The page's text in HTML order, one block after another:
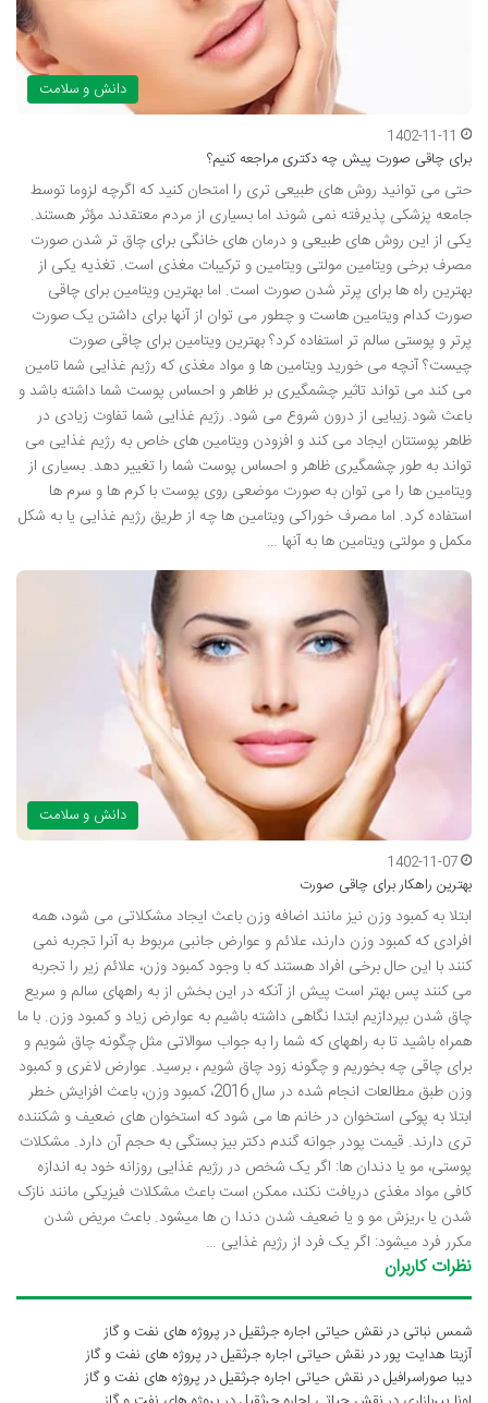
دانش و سلامت
1402-11-11
برای چاقی صورت پیش چه دکتری مراجعه کنیم؟
حتی می توانید روش های طبیعی تری را امتحان کنید که اگرچه لزوما توسط
جامعه پزشکی پذیرفته نمی شوند اما بسیاری از مردم معتقدند مؤثر هستند.
یکی از این روش های طبیعی و درمان های خانگی برای چاق تر شدن صورت
مصرف برخی ویتامین مولتی ویتامین و ترکیبات مغذی است. تغذیه یکی از
بهترین راه ها برای پرتر شدن صورت است. اما بهترین ویتامین برای چاقی
صورت کدام ویتامین هاست و چطور می توان از آنها برای داشتن یک صورت
پرتر و پوستی سالم تر استفاده کرد؟ بهترین ویتامین برای چاقی صورت
چیست؟ آنچه می خورید ویتامین ها و مواد مغذی که رژیم غذایی شما تامین
می کند می تواند تاثیر چشمگیری بر ظاهر و احساس پوست شما داشته باشد و
باعث شود.زیبایی از درون شروع می شود. رژیم غذایی شما تفاوت زیادی در
ظاهر پوستتان ایجاد می کند و افزودن ویتامین های خاص به رژیم غذایی می
تواند به طور چشمگیری ظاهر و احساس پوست شما را تغییر دهد. بسیاری از
ویتامین ها را می توان به صورت موضعی روی پوست با کرم ها و سرم ها
استفاده کرد. اما مصرف خوراکی ویتامین ها چه از طریق رژیم غذایی یا به شکل
مکمل و مولتی ویتامین ها به آنها …
دانش و سلامت
1402-11-07
بهترین راهکار برای چاقی صورت
ابتلا به کمبود وزن نیز مانند اضافه وزن باعث ایجاد مشکلاتی می شود، همه
افرادی که کمبود وزن دارند، علائم و عوارض جانبی مربوط به آنرا تجربه نمی
کنند با این حال برخی افراد هستند که با وجود کمبود وزن، علائم زیر را تجربه
می کنند پس بهتر است پیش از آنکه در این بخش از به راههای سالم و سریع
چاق شدن بپردازیم ابتدا نگاهی داشته باشیم به عوارض زیاد و کمبود وزن. با ما
همراه باشید تا به راههای که شما را به جواب سوالاتی مثل چگونه چاق شویم و
برای چاقی چه بخوریم و چگونه زود چاق شویم ، برسید. عوارض لاغری و کمبود
وزن طبق مطالعات انجام شده در سال 2016، کمبود وزن، باعث افزایش خطر
ابتلا به پوکی استخوان در خانم ها می شود که استخوان های ضعیف و شکننده
تری دارند. قیمت پودر جوانه گندم دکتر بیز بستگی به حجم آن دارد. مشکلات
پوستی، مو یا دندان ها: اگر یک شخص در رژیم غذایی روزانه خود به اندازه
کافی مواد مغذی دریافت نکند، ممکن است باعث مشکلات فیزیکی مانند نازک
شدن یا ،ریزش مو و یا ضعیف شدن دندا ن ها میشود. باعث مریض شدن
مکرر فرد میشود: اگر یک فرد از رژیم غذایی …
نظرات کاربران
شمس نباتی درنقش حیاتی اجاره جرثقیل در پروژه های نفت و گاز
آزیتا هدایت پوردرنقش حیاتی اجاره جرثقیل در پروژه های نفت و گاز
دیبا صوراسرافیلدرنقش حیاتی اجاره جرثقیل در پروژه های نفت و گاز